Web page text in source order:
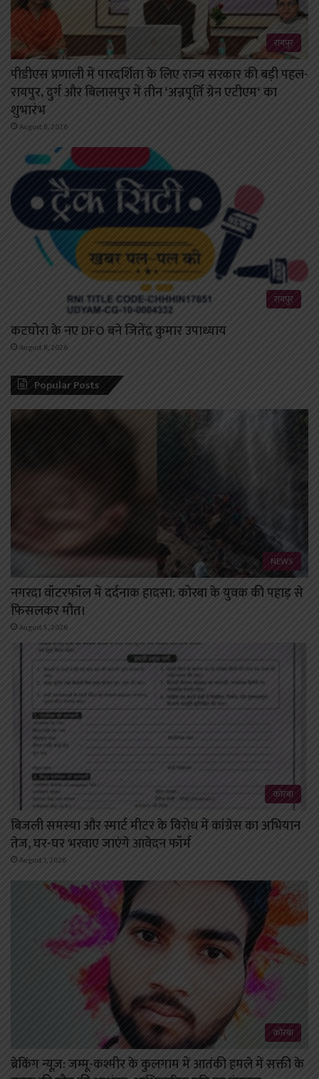
रायपुर
पीडीएस प्रणाली में पारदर्शिता के लिए राज्य सरकार की बड़ी पहल-
रायपुर, दुर्ग और बिलासपुर में तीन ‘अन्नपूर्ति ग्रेन एटीएम‘ का
शुभारंभ
August 8, 2026
रायपुर
कटघोरा के नए DFO बने जितेंद्र कुमार उपाध्याय
August 8, 2026
Popular Posts
NEWS
नगरदा वॉटरफॉल में दर्दनाक हादसा: कोरबा के युवक की पहाड़ से
फिसलकर मौत।
August 5, 2026
कोरबा
बिजली समस्या और स्मार्ट मीटर के विरोध में कांग्रेस का अभियान
तेज, घर-घर भरवाए जाएंगे आवेदन फॉर्म
August 1, 2026
कोरबा
ब्रेकिंग न्यूज़: जम्मू-कश्मीर के कुलगाम में आतंकी हमले में सक्ती के